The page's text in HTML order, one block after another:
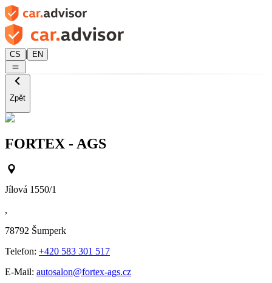
CS | EN
Zpět
FORTEX - AGS
Jílová 1550/1
,
78792 Šumperk
Telefon: +420 583 301 517
E-Mail: autosalon@fortex-ags.cz